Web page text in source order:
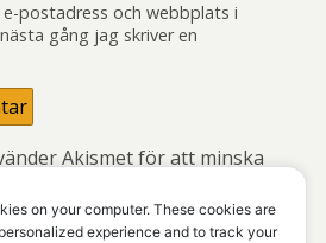
postadress och webbplats i
gång jag skriver en
Akismet för att minska
on your computer. These cookies are
experience and to track your